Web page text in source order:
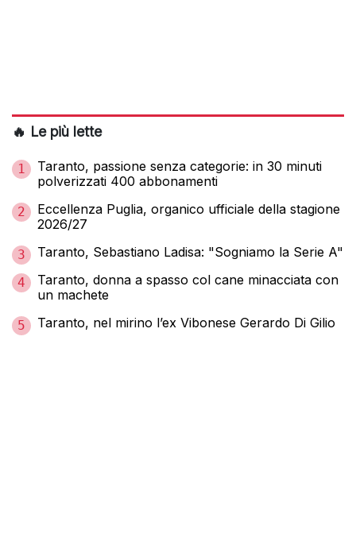
🔥 Le più lette
1
Taranto, passione senza categorie: in 30 minuti
polverizzati 400 abbonamenti
2
Eccellenza Puglia, organico ufficiale della stagione
2026/27
3 Taranto, Sebastiano Ladisa: "Sogniamo la Serie A"
4
Taranto, donna a spasso col cane minacciata con
un machete
5 Taranto, nel mirino l’ex Vibonese Gerardo Di Gilio